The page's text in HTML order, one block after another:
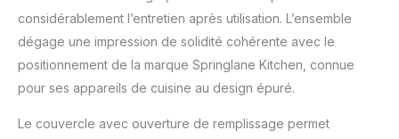
ouverture de
remplissage, un
gobelet doseur, une
spatule, un lot de 2
récipients de
livret de recettes avec
considérablement l’entretien après utilisation. L’ensemble
dégage une impression de solidité cohérente avec le
positionnement de la marque Springlane Kitchen, connue
pour ses appareils de cuisine au design épuré.
Le couvercle avec ouverture de remplissage permet